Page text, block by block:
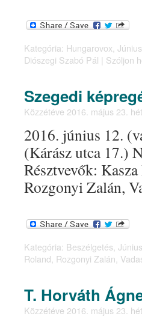
Kategória: Hungarovox,
Diószegi Szabó Pál | Szóljon
Szegedi
Közzétéve 2016. május 23.
2016. június 12.
(Kárász utca 17.)
Résztvevők:
Rozgonyi Zalán,
Kategória: Beszélgetés
Roland Rozgonyi Zalán
T. Horváth
Közzétéve 2016. május 23.